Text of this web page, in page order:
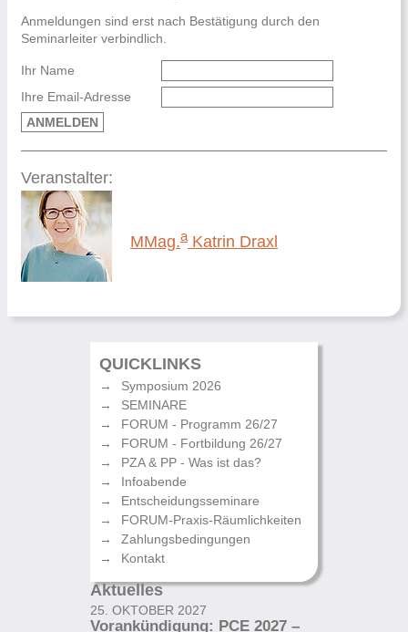
Anmeldungen sind erst nach Bestätigung durch den
Seminarleiter verbindlich.
Ihr Name
Ihre Email-Adresse
ANMELDEN
Veranstalter:
MMag.aKatrin Draxl
QUICKLINKS
Symposium 2026
SEMINARE
FORUM - Programm 26/27
FORUM - Fortbildung 26/27
PZA & PP - Was ist das?
Infoabende
Entscheidungsseminare
FORUM-Praxis-Räumlichkeiten
Zahlungsbedingungen
Kontakt
Aktuelles
25. OKTOBER 2027
Vorankündigung: PCE 2027 –